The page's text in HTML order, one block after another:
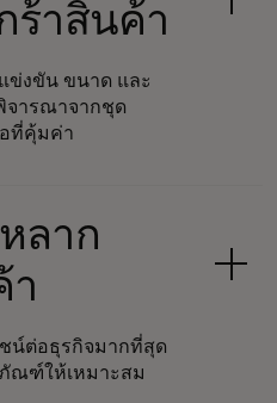
ร้าสินค้า
ข่งขัน ขนาด และ
จารณาจากชุด
ที่คุ้มค่า
ลาก
า
น์ต่อธุรกิจมากที่สุด
ณฑ์ให้เหมาะสม